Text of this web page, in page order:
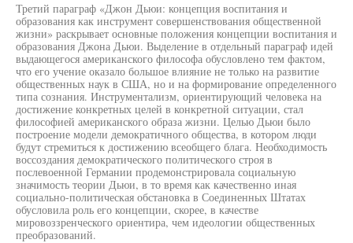
Третий параграф «Джон Дьюи: концепция воспитания и
образования как инструмент совершенствования общественной
жизни» раскрывает основные положения концепции воспитания и
образования Джона Дьюи. Выделение в отдельный параграф идей
выдающегося американского философа обусловлено тем фактом,
что его учение оказало большое влияние не только на развитие
общественных наук в США, но и на формирование определенного
типа сознания. Инструментализм, ориентирующий человека на
достижение конкретных целей в конкретной ситуации, стал
философией американского образа жизни. Целью Дьюи было
построение модели демократичного общества, в котором люди
будут стремиться к достижению всеобщего блага. Необходимость
воссоздания демократического политического строя в
послевоенной Германии продемонстрировала социальную
значимость теории Дьюи, в то время как качественно иная
социально-политическая обстановка в Соединенных Штатах
обусловила роль его концепции, скорее, в качестве
мировоззренческого ориентира, чем идеологии общественных
преобразований.